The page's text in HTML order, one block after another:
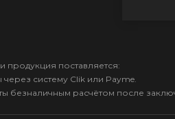
поставляется:
систему Clik или Payme.
безналичным расчётом после